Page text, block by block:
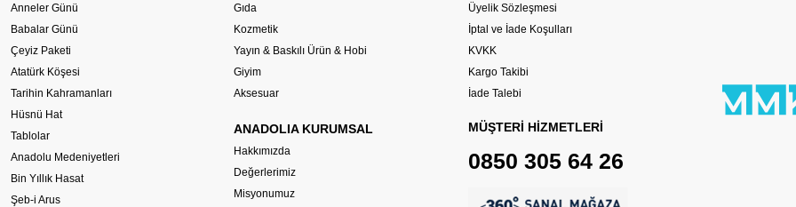
Anneler Günü
Babalar Günü
Çeyiz Paketi
Atatürk Köşesi
Tarihin Kahramanları
Hüsnü Hat
Tablolar
Anadolu Medeniyetleri
Bin Yıllık Hasat
Şeb-i Arus
Gıda
Kozmetik
Yayın & Baskılı Ürün & Hobi
Giyim
Aksesuar
ANADOLIA KURUMSAL
Hakkımızda
Değerlerimiz
Misyonumuz
Üyelik Sözleşmesi
İptal ve İade Koşulları
KVKK
Kargo Takibi
İade Talebi
MÜŞTERİ HİZMETLERİ
0850 305 64 26